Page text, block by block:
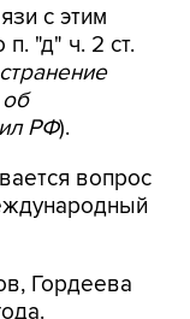
РФ).
вопрос
Гордеева